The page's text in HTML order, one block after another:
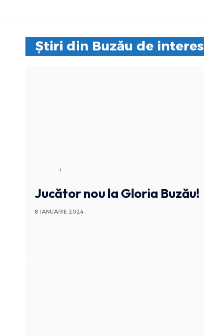
Știri din Buzău de interes
SPORT
Jucător nou la Gloria Buzău!
8 IANUARIE 2024